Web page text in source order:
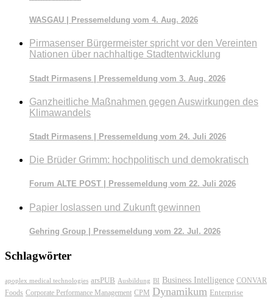
WASGAU | Pressemeldung vom 4. Aug. 2026
Pirmasenser Bürgermeister spricht vor den Vereinten
Nationen über nachhaltige Stadtentwicklung
Stadt Pirmasens | Pressemeldung vom 3. Aug. 2026
Ganzheitliche Maßnahmen gegen Auswirkungen des
Klimawandels
Stadt Pirmasens | Pressemeldung vom 24. Juli 2026
Die Brüder Grimm: hochpolitisch und demokratisch
Forum ALTE POST | Pressemeldung vom 22. Juli 2026
Papier loslassen und Zukunft gewinnen
Gehring Group | Pressemeldung vom 22. Jul. 2026
Schlagwörter
apoplex medical technologies arsPUB Ausbildung BI Business Intelligence CONVAR
Foods Corporate Performance Management CPM Dynamikum Enterprise